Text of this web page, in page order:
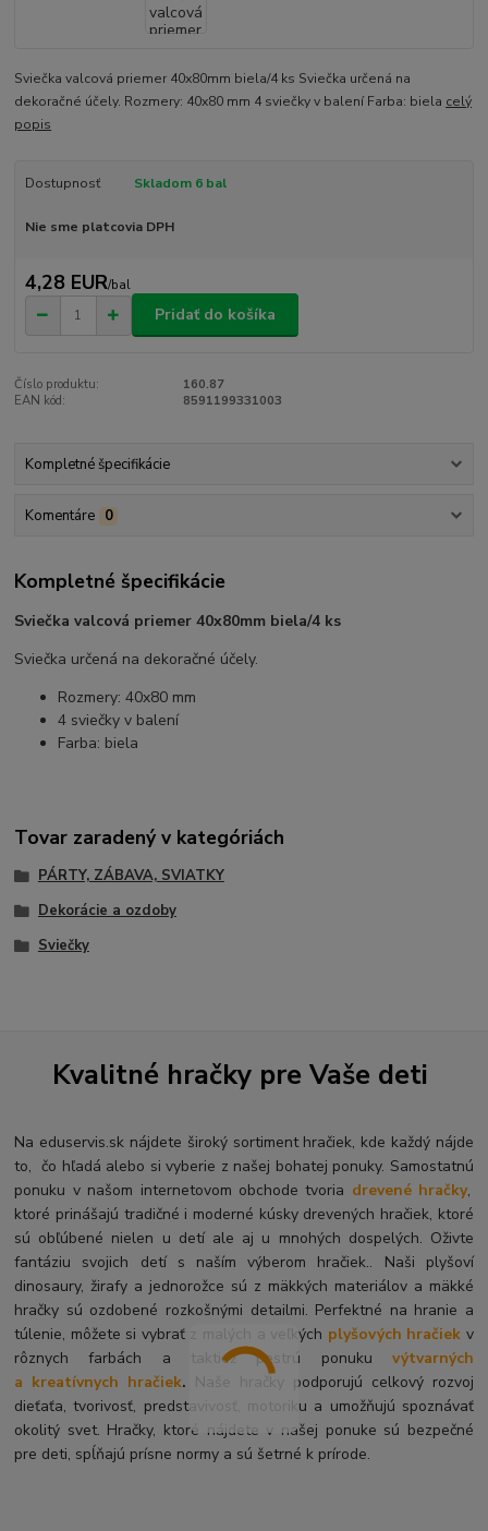
Sviečka valcová priemer 40x80mm biela/4 ks Sviečka určená na
dekoračné účely. Rozmery: 40x80 mm 4 sviečky v balení Farba: biela celý
popis
Dostupnosť Skladom 6 bal
Nie sme platcovia DPH
4,28 EUR/bal
Pridať do košíka
Číslo produktu:
160.87
EAN kód:
8591199331003
Kompletné špecifikácie
Komentáre 0
Kompletné špecifikácie
Sviečka valcová priemer 40x80mm biela/4 ks
Sviečka určená na dekoračné účely.
Rozmery: 40x80 mm
4 sviečky v balení
Farba: biela
Tovar zaradený v kategóriách
PÁRTY, ZÁBAVA, SVIATKY
Dekorácie a ozdoby
Sviečky
Kvalitné hračky pre Vaše deti
Na eduservis.sk nájdete široký sortiment hračiek, kde každý nájde
to, čo hľadá alebo si vyberie z našej bohatej ponuky. Samostatnú
ponuku v našom internetovom obchode tvoria drevené hračky,
ktoré prinášajú tradičné i moderné kúsky drevených hračiek, ktoré
sú obľúbené nielen u detí ale aj u mnohých dospelých. Oživte
fantáziu svojich detí s naším výberom hračiek.. Naši plyšoví
dinosaury, žirafy a jednorožce sú z mäkkých materiálov a mäkké
hračky sú ozdobené rozkošnými detailmi. Perfektné na hranie a
túlenie, môžete si vybrať z malých a veľkých plyšových hračiek v
rôznych farbách a taktiež pestrú ponuku výtvarných
a kreatívnych hračiek.
Naše hračky podporujú celkový rozvoj
dieťaťa, tvorivosť, predstavivosť, motoriku a umožňujú spoznávať
okolitý svet. Hračky, ktoré nájdete v našej ponuke sú bezpečné
pre deti, spĺňajú prísne normy a sú šetrné k prírode.